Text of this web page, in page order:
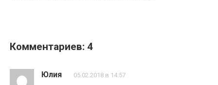
Комментариев: 4
Юлия 05.02.2018 в 14:57